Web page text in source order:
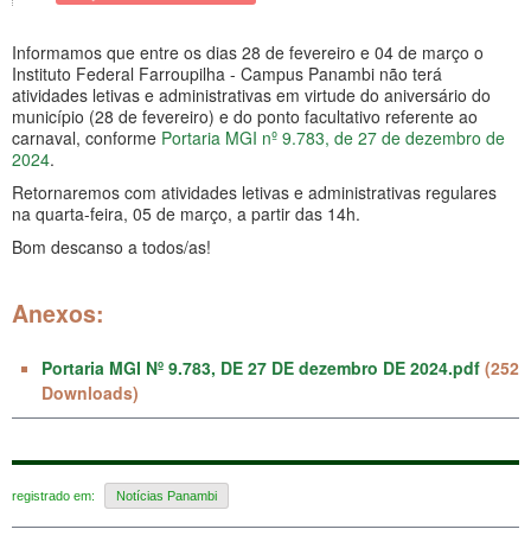
Informamos que entre os dias 28 de fevereiro e 04 de março o
Instituto Federal Farroupilha - Campus Panambi não terá
atividades letivas e administrativas em virtude do aniversário do
município (28 de fevereiro) e do ponto facultativo referente ao
carnaval, conforme Portaria MGI nº 9.783, de 27 de dezembro de
2024.
Retornaremos com atividades letivas e administrativas regulares
na quarta-feira, 05 de março, a partir das 14h.
Bom descanso a todos/as!
Anexos:
Portaria MGI Nº 9.783, DE 27 DE dezembro DE 2024.pdf (252
Downloads)
registrado em: Notícias Panambi